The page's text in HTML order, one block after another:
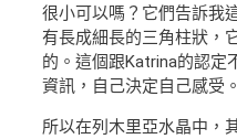
很小可以嗎？它們告訴我
有長成細長的三角柱狀，
的。這個跟Katrina的認定
資訊，自己決定自己感受。
所以在列木里亞水晶中，